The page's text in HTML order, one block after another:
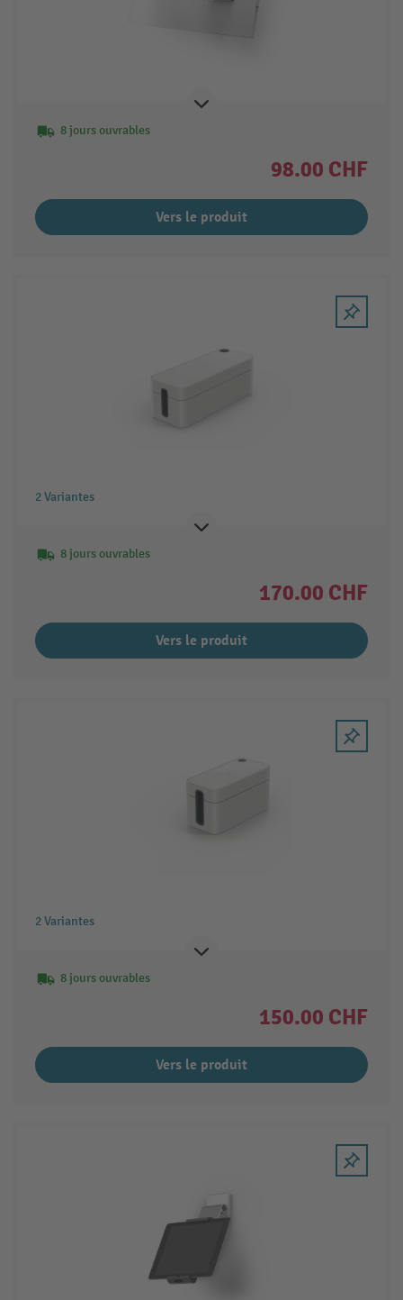
8 jours ouvrables
98.00 CHF
Vers le produit
2 Variantes
8 jours ouvrables
170.00 CHF
Vers le produit
2 Variantes
8 jours ouvrables
150.00 CHF
Vers le produit